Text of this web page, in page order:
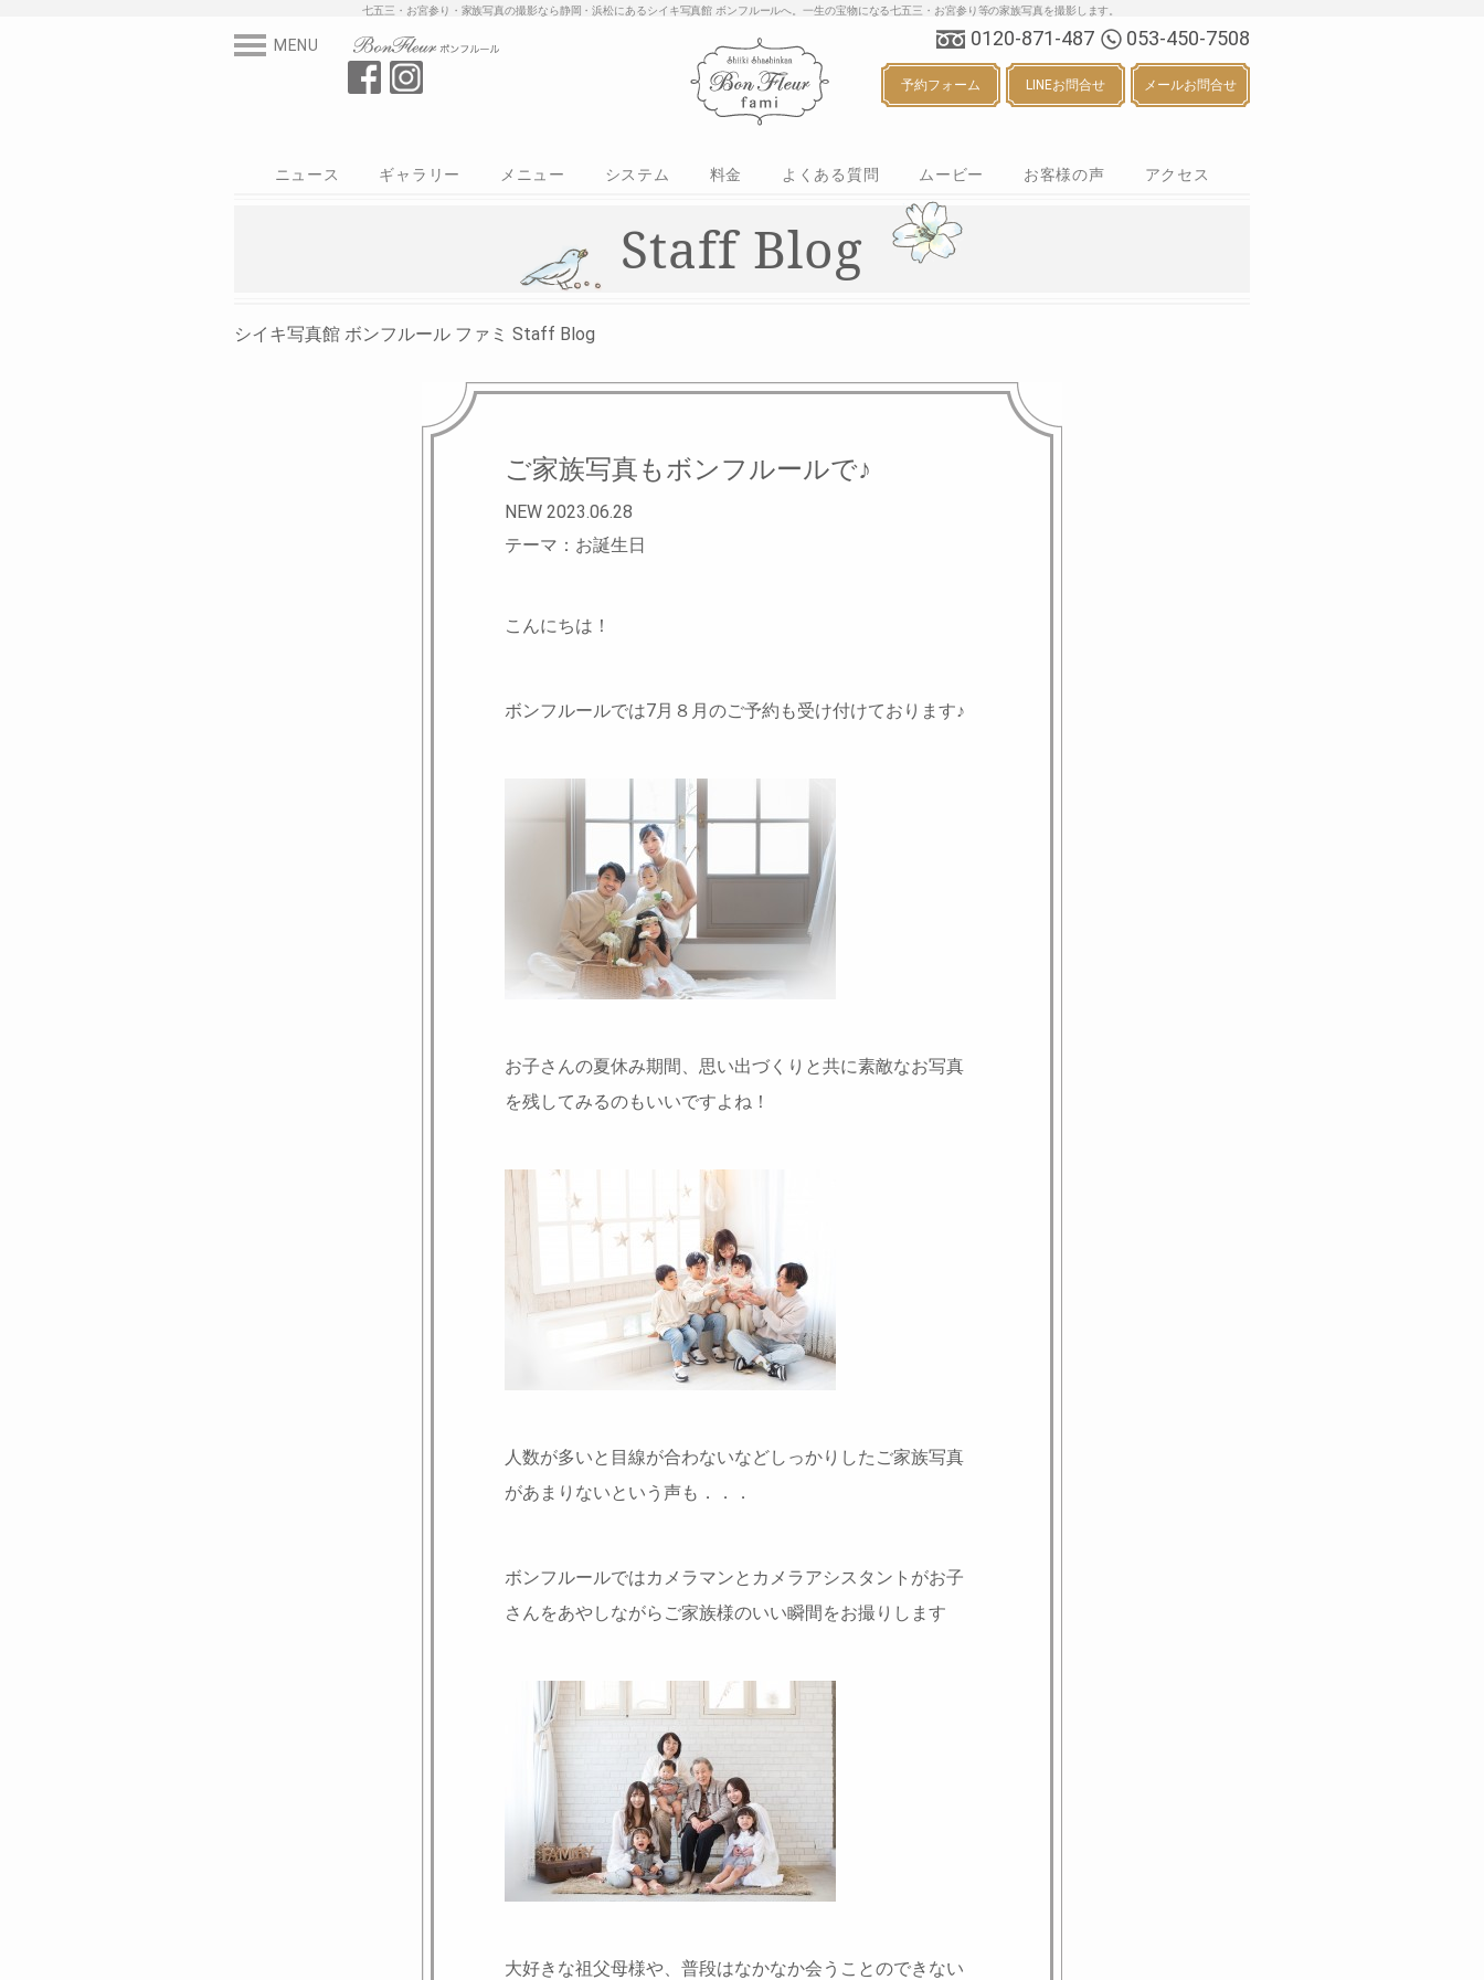
七五三・お宮参り・家族写真の撮影なら静岡・浜松にあるシイキ写真館 ボンフルールへ。一生の宝物になる七五三・お宮参り等の家族写真を撮影します。
MENU 0120-871-487 053-450-7508
予約フォーム LINEお問合せ メールお問合せ
ニュース
ギャラリー
メニュー
システム 料金 よくある質問 ムービー お客様の声 アクセス
Staff Blog
シイキ写真館 ボンフルール ファミ Staff Blog
ご家族写真もボンフルールで♪
NEW 2023.06.28
テーマ：お誕生日
こんにちは！
ボンフルールでは7月８月のご予約も受け付けております♪
お子さんの夏休み期間、思い出づくりと共に素敵なお写真
を残してみるのもいいですよね！
人数が多いと目線が合わないなどしっかりしたご家族写真
があまりないという声も．．．
ボンフルールではカメラマンとカメラアシスタントがお子
さんをあやしながらご家族様のいい瞬間をお撮りします
大好きな祖父母様や、普段はなかなか会うことのできない